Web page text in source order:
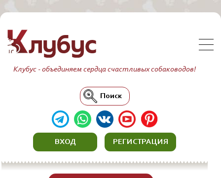
Клубус - объединяем сердца счастливых собаководов!
Поиск
ВХОД РЕГИСТРАЦИЯ